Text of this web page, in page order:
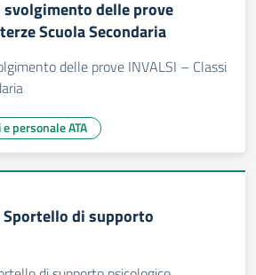
delle prove
Scuola Secondaria
delle prove INVALSI – Classi
personale ATA
di supporto